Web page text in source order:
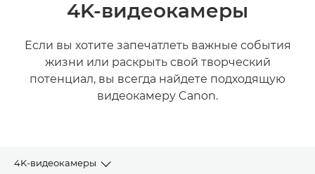
4K-видеокамеры
Если вы хотите запечатлеть важные события
жизни или раскрыть свой творческий
потенциал, вы всегда найдете подходящую
видеокамеру Canon.
4K-видеокамеры